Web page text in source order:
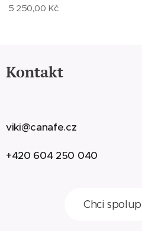
5 250,00 Kč
Kontakt
viki@canafe.cz
+420 604 250 040
Chci